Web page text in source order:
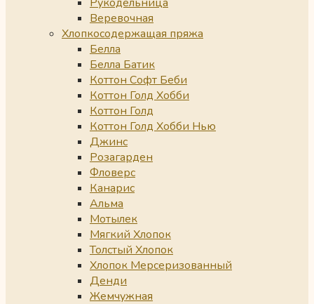
Веревочная
Хлопкосодержащая пряжа
Белла
Белла Батик
Коттон Софт Беби
Коттон Голд Хобби
Коттон Голд
Коттон Голд Хобби Нью
Джинс
Розагарден
Фловерс
Канарис
Альма
Мотылек
Мягкий Хлопок
Толстый Хлопок
Хлопок Мерсеризованный
Денди
Жемчужная